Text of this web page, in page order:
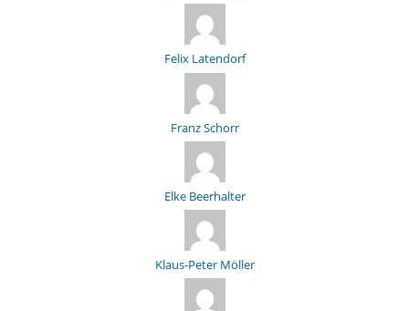
Felix Latendorf
Franz Schorr
Elke Beerhalter
Klaus-Peter Möller